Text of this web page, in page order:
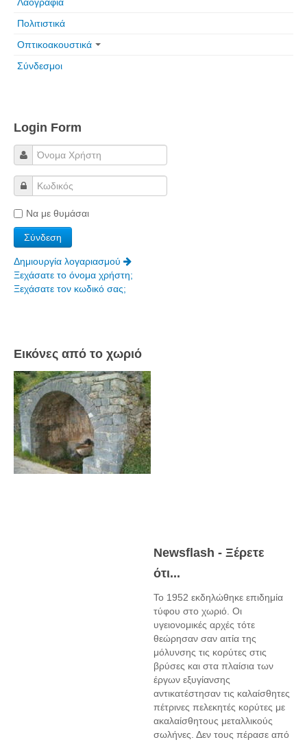
Λαογραφία
Πολιτιστικά
Οπτικοακουστικά
Σύνδεσμοι
Login Form
Να με θυμάσαι
Δημιουργία λογαριασμού
Ξεχάσατε το όνομα χρήστη;
Ξεχάσατε τον κωδικό σας;
Εικόνες από το χωριό
Newsflash - Ξέρετε
ότι...
Το 1952 εκδηλώθηκε επιδημία
τύφου στο χωριό. Οι
υγειονομικές αρχές τότε
θεώρησαν σαν αιτία της
μόλυνσης τις κορύτες στις
βρύσες και στα πλαίσια των
έργων εξυγίανσης
αντικατέστησαν τις καλαίσθητες
πέτρινες πελεκητές κορύτες με
ακαλαίσθητους μεταλλικούς
σωλήνες. Δεν τους πέρασε από